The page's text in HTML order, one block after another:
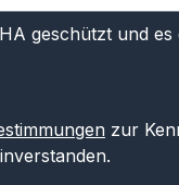
geschützt und es
zur